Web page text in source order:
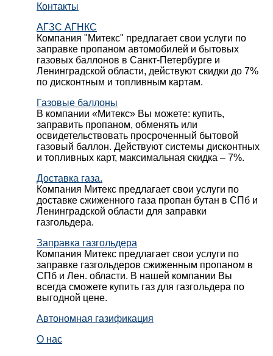
Контакты
АГЗС АГНКС
Компания "Митекс" предлагает свои услуги по
заправке пропаном автомобилей и бытовых
газовых баллонов в Санкт-Петербурге и
Ленинградской области, действуют скидки до 7%
по дисконтным и топливным картам.
Газовые баллоны
В компании «Митекс» Вы можете: купить,
заправить пропаном, обменять или
освидетельствовать просроченный бытовой
газовый баллон. Действуют системы дисконтных
и топливных карт, максимальная скидка – 7%.
Доставка газа.
Компания Митекс предлагает свои услуги по
доставке сжиженного газа пропан бутан в СПб и
Ленинградской области для заправки
газгольдера.
Заправка газгольдера
Компания Митекс предлагает свои услуги по
заправке газгольдеров сжиженным пропаном в
СПб и Лен. области. В нашей компании Вы
всегда сможете купить газ для газгольдера по
выгодной цене.
Автономная газификация
О нас